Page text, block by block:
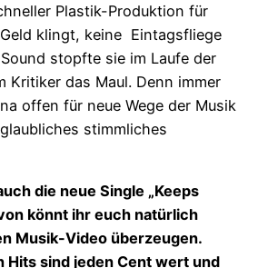
Plastik-Produktion für
klingt, keine Eintagsfliege
stopfte sie im Laufe der
Kritiker das Maul. Denn immer
offen für neue Wege der Musik
stimmliches
die neue Single „Keeps
könnt ihr euch natürlich
Musik-Video überzeugen.
Hits sind jeden Cent wert und